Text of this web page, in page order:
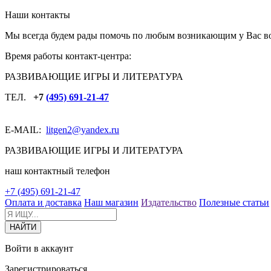
Наши контакты
Мы всегда будем рады помочь по любым возникающим у Вас
Время работы контакт-центра:
РАЗВИВАЮЩИЕ ИГРЫ И ЛИТЕРАТУРА
ТЕЛ. +7 (495) 691-21-47
E-MAIL: litgen2@yandex.ru
РАЗВИВАЮЩИЕ ИГРЫ И ЛИТЕРАТУРА
наш контактный телефон
+7 (495) 691-21-47
Оплата и доставка Наш магазин Издательство Полезные статьи
Войти в аккаунт
Зарегистрироваться